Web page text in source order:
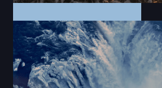
Video | Commercial
Grafenast Winter